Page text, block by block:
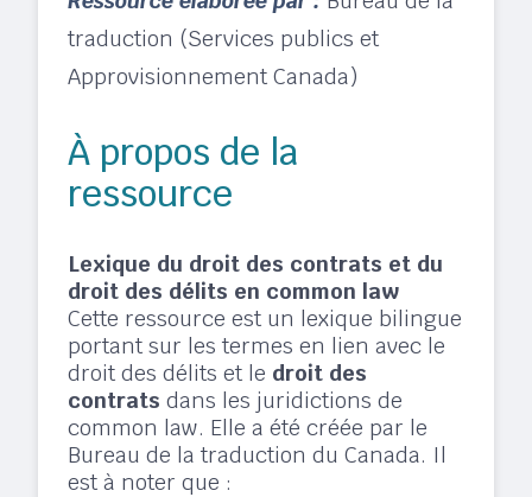
traduction (Services publics et
Approvisionnement Canada)
À propos de la
ressource
Lexique du droit des contrats et du
droit des délits en common law
Cette ressource est un lexique bilingue
portant sur les termes en lien avec le
droit des délits et le droit des
contrats dans les juridictions de
common law. Elle a été créée par le
Bureau de la traduction du Canada. Il
est à noter que :